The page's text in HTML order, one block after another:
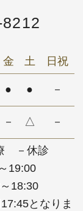
－休診
19:00
18:30
となりま
金 土
日祝
● ● －
－ △ －